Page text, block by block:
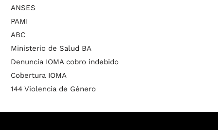
ANSES
PAMI
ABC
Ministerio de Salud BA
Denuncia IOMA cobro indebido
Cobertura IOMA
144 Violencia de Género